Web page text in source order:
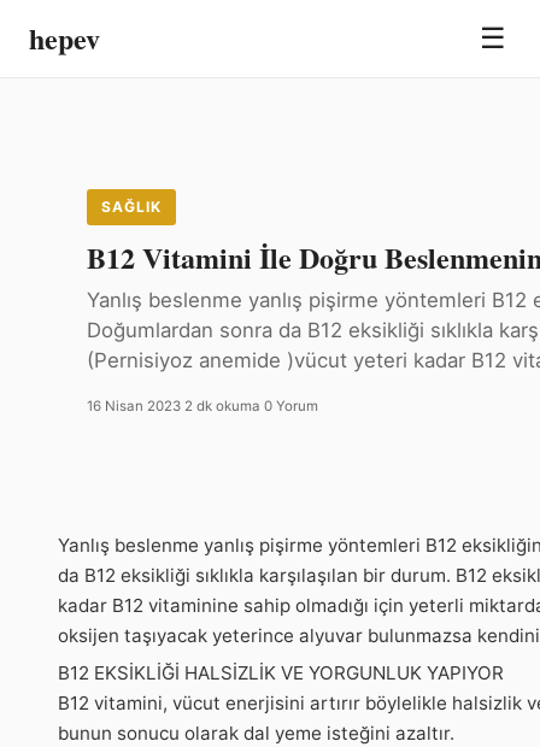
hepev ☰
SAĞLIK
B12 Vitamini İle Doğru
Yanlış beslenme yanlış pişirme yöntemleri B12
Doğumlardan sonra da B12 eksikliği sıklıkla
(Pernisiyoz anemide )vücut yeteri kadar B12
16 Nisan 2023 2 dk okuma 0 Yorum
Yanlış beslenme yanlış pişirme yöntemleri B12
da B12 eksikliği sıklıkla karşılaşılan bir durum. B12
kadar B12 vitaminine sahip olmadığı için yeterli
oksijen taşıyacak yeterince alyuvar bulunmazsa
B12 EKSİKLİĞİ HALSİZLİK VE YORGUNLUK YAPIYOR
B12 vitamini, vücut enerjisini artırır böylelikle halsizlik
bunun sonucu olarak dal yeme isteğini azaltır.